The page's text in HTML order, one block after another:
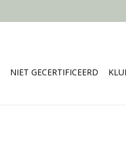
NIET GECERTIFICEERD